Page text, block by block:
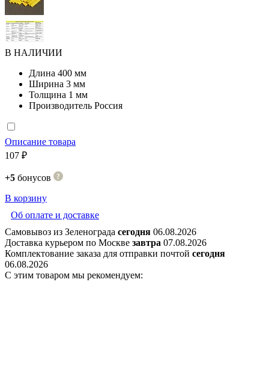
В НАЛИЧИИ
Длина 400 мм
Ширина 3 мм
Толщина 1 мм
Производитель Россия
Описание товара
107 ₽
+5 бонусов
В корзину
Об оплате и доставке
Самовывоз из Зеленограда сегодня 06.08.2026
Доставка курьером по Москве завтра 07.08.2026
Комплектование заказа для отправки почтой сегодня
06.08.2026
С этим товаром мы рекомендуем: